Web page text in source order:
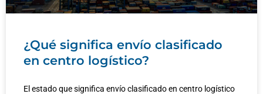
¿Qué significa envío clasificado
en centro logístico?
El estado que significa envío clasificado en centro logístico